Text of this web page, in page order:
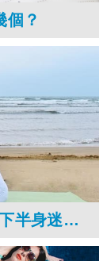
個？
居家防疫入門款瑜伽4招，重現下半身迷人線條！